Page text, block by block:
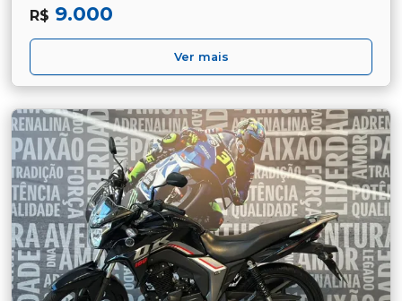
R$ 9.000
Ver mais